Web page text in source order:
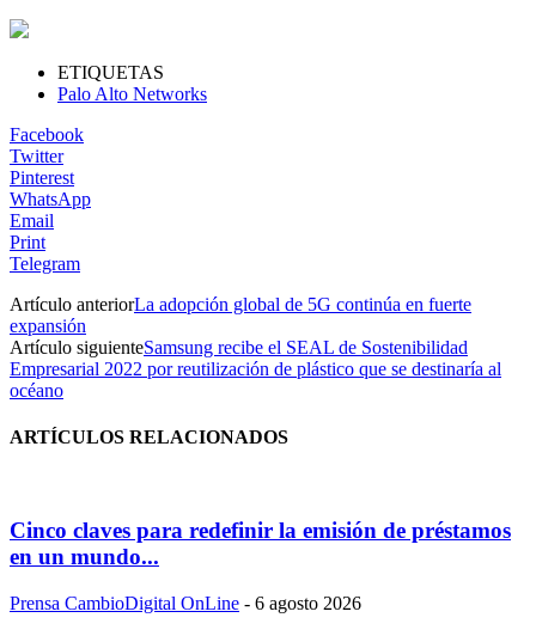
ETIQUETAS
Palo Alto Networks
Facebook
Twitter
Pinterest
WhatsApp
Email
Print
Telegram
Artículo anteriorLa adopción global de 5G continúa en fuerte
expansión
Artículo siguienteSamsung recibe el SEAL de Sostenibilidad
Empresarial 2022 por reutilización de plástico que se destinaría al
océano
ARTÍCULOS RELACIONADOS
Cinco claves para redefinir la emisión de préstamos
en un mundo...
Prensa CambioDigital OnLine - 6 agosto 2026